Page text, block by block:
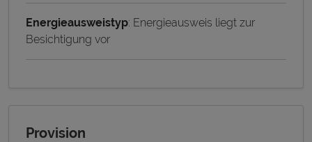
Energieausweistyp: Energieausweis liegt zur
Besichtigung vor
Provision